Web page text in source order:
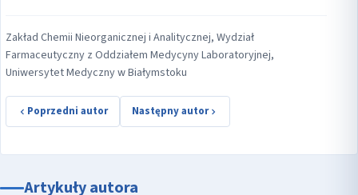
Zakład Chemii Nieorganicznej i Analitycznej, Wydział
Farmaceutyczny z Oddziałem Medycyny Laboratoryjnej,
Uniwersytet Medyczny w Białymstoku
Poprzedni autor Następny autor
Artykuły autora